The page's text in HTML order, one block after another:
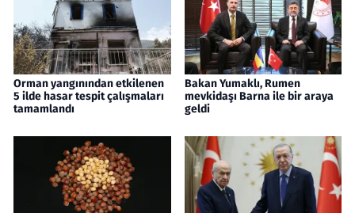
Orman yangınından etkilenen
5 ilde hasar tespit çalışmaları
tamamlandı
Bakan Yumaklı, Rumen
mevkidaşı Barna ile bir araya
geldi